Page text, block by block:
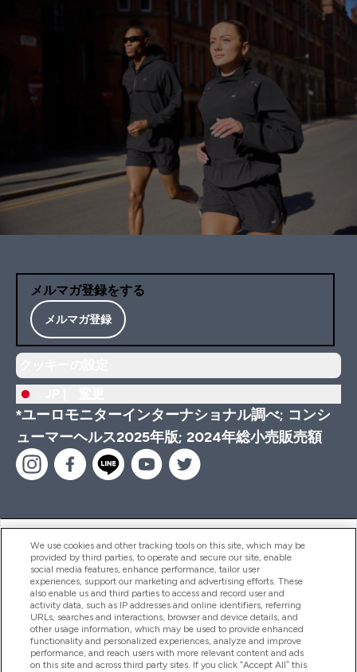
メルマガ登録をする
メルマガ登録
*ユーロモニターインターナショナル調べ; コンシ
ューマーヘルス2025年版; 2024年総小売販売額
ヘルプ＆ガイド
商品について
会社概要
We use cookies and other tracking tools on this site, which may be
provided by third parties, to operate and secure our site, enable
social media features, enhance performance, tailor user
experiences, support our marketing and advertising efforts. These
also enable us and third parties to access and record user and
activity data, such as IP addresses and online identifiers, referring
URLs, searches and interactions, browser and device details, and
other usage information, which may be used to provide enhanced
functionality and personalized experiences, analyze and improve
performance, and reach users with more relevant content and ads
on this site and across third party sites. If you click “Accept All” this